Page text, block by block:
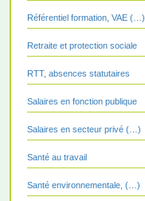
Référentiel formation, VAE (…)
Retraite et protection sociale
RTT, absences statutaires
Salaires en fonction publique
Salaires en secteur privé (…)
Santé au travail
Santé environnementale, (…)